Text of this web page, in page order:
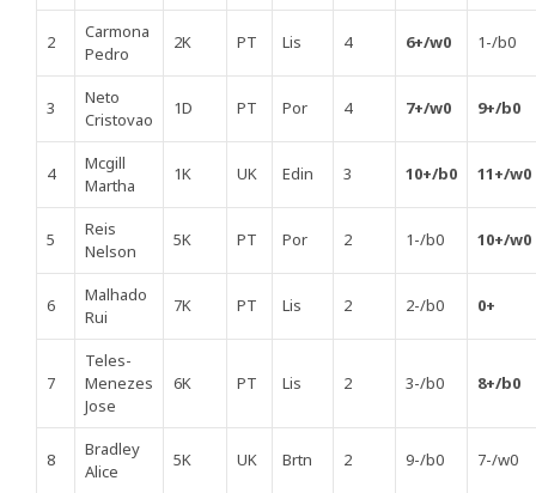
2
Carmona
Pedro
2K PT Lis 4 6+/w0 1-/b0
3
Neto
Cristovao
1D PT Por 4 7+/w0 9+/b0
4
Mcgill
Martha
1K UK Edin 3 10+/b0 11+/w0
5
Reis
Nelson
5K PT Por 2 1-/b0 10+/w0
6
Malhado
Rui
7K PT Lis 2 2-/b0 0+
7
Teles-
Menezes
Jose
6K PT Lis 2 3-/b0 8+/b0
8
Bradley
Alice
5K UK Brtn 2 9-/b0 7-/w0